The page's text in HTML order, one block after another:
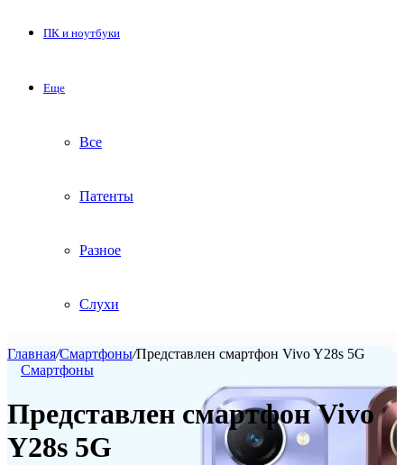
ПК и ноутбуки
Еще
Все
Патенты
Разное
Слухи
Главная/Смартфоны/Представлен смартфон Vivo Y28s 5G
Смартфоны
Представлен смартфон Vivo
Y28s 5G